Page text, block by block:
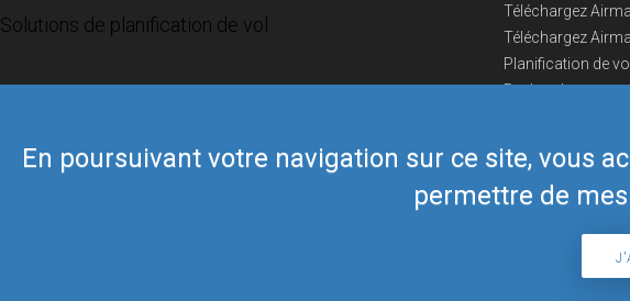
En poursuivant votre navigation sur ce site, vous
permettre de
Solutions de planification de vol
Téléchargez
Téléchargez
Planification de
Recherche
Boutique Airmate